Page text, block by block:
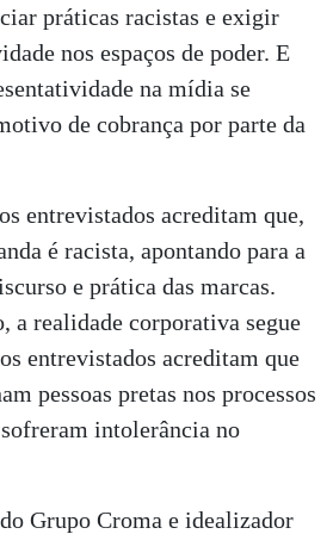
práticas racistas e exigir
nos espaços de poder. E
na mídia se
de cobrança por parte da
entrevistados acreditam que,
é racista, apontando para a
e prática das marcas.
a realidade corporativa segue
entrevistados acreditam que
pessoas pretas nos processos
intolerância no
Grupo Croma e idealizador